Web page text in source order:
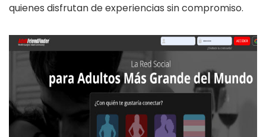
quienes disfrutan de experiencias sin compromiso.